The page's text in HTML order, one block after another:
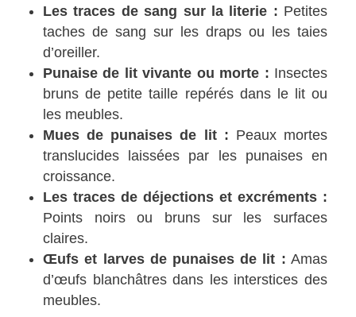
Les traces de sang sur la literie : Petites
taches de sang sur les draps ou les taies
d’oreiller.
Punaise de lit vivante ou morte : Insectes
bruns de petite taille repérés dans le lit ou
les meubles.
Mues de punaises de lit : Peaux mortes
translucides laissées par les punaises en
croissance.
Les traces de déjections et excréments :
Points noirs ou bruns sur les surfaces
claires.
Œufs et larves de punaises de lit : Amas
d’œufs blanchâtres dans les interstices des
meubles.